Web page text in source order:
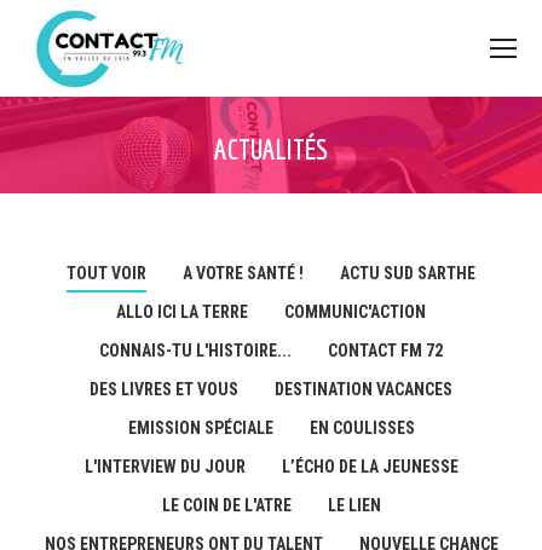
ACTUALITÉS
TOUT VOIR A VOTRE SANTÉ !
ACTU SUD SARTHE
ALLO ICI LA TERRE
COMMUNIC'ACTION
CONNAIS-TU L'HISTOIRE...
CONTACT FM 72
DES LIVRES ET VOUS
DESTINATION VACANCES
EMISSION SPÉCIALE
EN COULISSES
L'INTERVIEW DU JOUR
L’ÉCHO DE LA JEUNESSE
LE COIN DE L'ATRE
LE LIEN
NOS ENTREPRENEURS ONT DU TALENT
NOUVELLE CHANCE